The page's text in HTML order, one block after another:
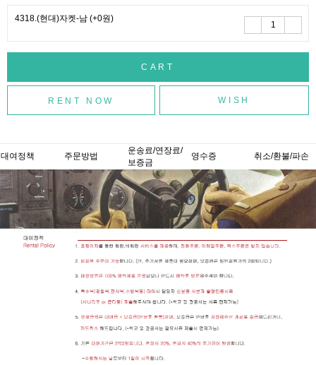
4318.(현대)자켓-남 (+0원)
WISH
대여정책 주문방법
운송료/연장료/
보증금
영수증 취소/환불/파손